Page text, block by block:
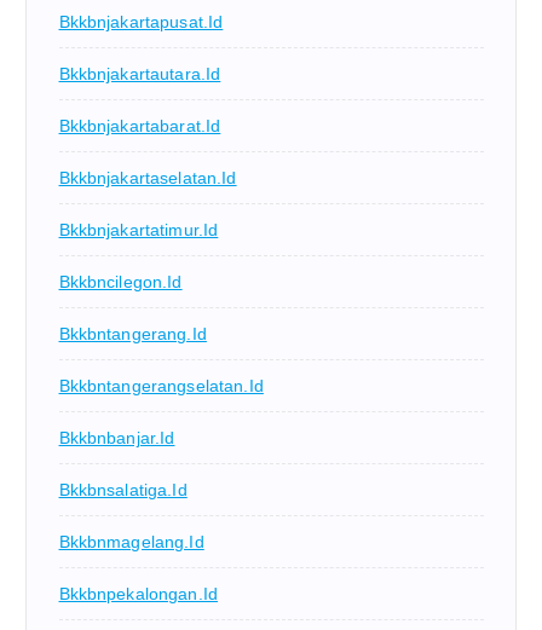
Bkkbnjakartapusat.id
Bkkbnjakartautara.id
Bkkbnjakartabarat.id
Bkkbnjakartaselatan.id
Bkkbnjakartatimur.id
Bkkbncilegon.id
Bkkbntangerang.id
Bkkbntangerangselatan.id
Bkkbnbanjar.id
Bkkbnsalatiga.id
Bkkbnmagelang.id
Bkkbnpekalongan.id